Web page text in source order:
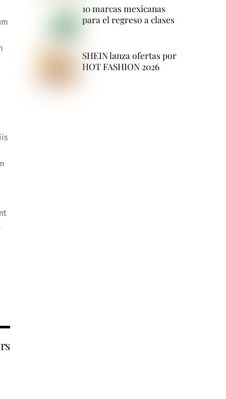
10 marcas mexicanas
para el regreso a clases
SHEIN lanza ofertas por
HOT FASHION 2026